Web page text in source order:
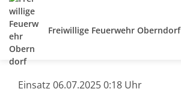
Freiwillige Feuerwehr Oberndorf
Einsatz 06.07.2025 0:18 Uhr